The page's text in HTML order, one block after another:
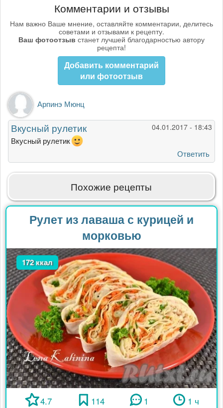
Комментарии и отзывы
Нам важно Ваше мнение, оставляйте комментарии, делитесь
советами и отзывами к рецепту.
Ваш фотоотзыв станет лучшей благодарностью автору
рецепта!
Добавить комментарий
или фотоотзыв
Арпинэ Мюнц
04.01.2017 - 18:43
Вкусный рулетик
Вкусный рулетик
Ответить
Похожие рецепты
Рулет из лаваша с курицей и
морковью
172 ккал
4.7 114 1 1 ч